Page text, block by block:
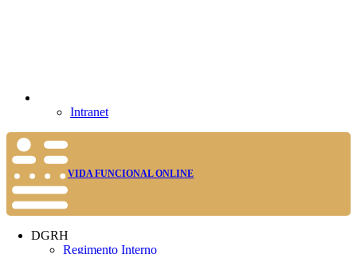
Intranet
VIDA FUNCIONAL ONLINE
DGRH
Regimento Interno